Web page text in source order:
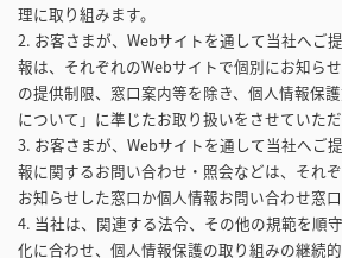
理に取り組みます。
2. お客さまが、Webサイトを通して当社へご
報は、それぞれのWebサイトで個別にお知ら
の提供制限、窓口案内等を除き、個人情報保
について」に準じたお取り扱いをさせていただ
3. お客さまが、Webサイトを通して当社へご
報に関するお問い合わせ・照会などは、それ
お知らせした窓口か個人情報お問い合わせ窓
4. 当社は、関連する法令、その他の規範を順
化に合わせ、個人情報保護の取り組みの継続